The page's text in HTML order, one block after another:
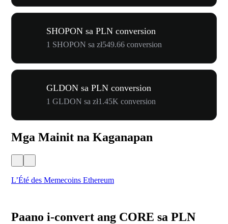
SHOPON sa PLN conversion
1 SHOPON sa zł549.66 conversion
GLDON sa PLN conversion
1 GLDON sa zł1.45K conversion
Mga Mainit na Kaganapan
L’Été des Memecoins Ethereum
Paano i-convert ang CORE sa PLN